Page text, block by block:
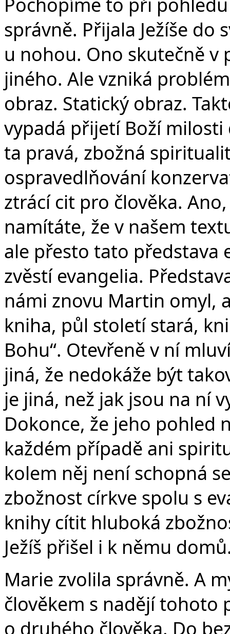
správně. Přijala Ježíše do
u nohou. Ono skutečně v
jiného. Ale vzniká
obraz. Statický obraz.
vypadá přijetí Boží milosti
ta pravá, zbožná
ospravedlňování
ztrácí cit pro člověka.
namítáte, že v našem
ale přesto tato představa
zvěstí evangelia.
námi znovu Martin omyl,
kniha, půl století stará,
Bohu“. Otevřeně v ní
jiná, že nedokáže být
je jiná, než jak jsou na ní
Dokonce, že jeho pohled
každém případě ani
kolem něj není schopná
zbožnost církve spolu s
knihy cítit hluboká
Ježíš přišel i k němu
Marie zvolila správně. A
člověkem s nadějí tohoto
o druhého člověka. Do